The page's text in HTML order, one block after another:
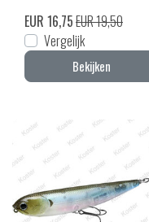
EUR 16,75EUR 19,50
Vergelijk
Bekijken